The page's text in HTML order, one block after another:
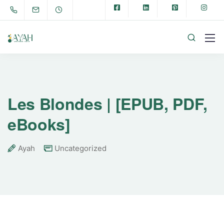
Les Blondes | [EPUB, PDF,
eBooks]
Ayah Uncategorized